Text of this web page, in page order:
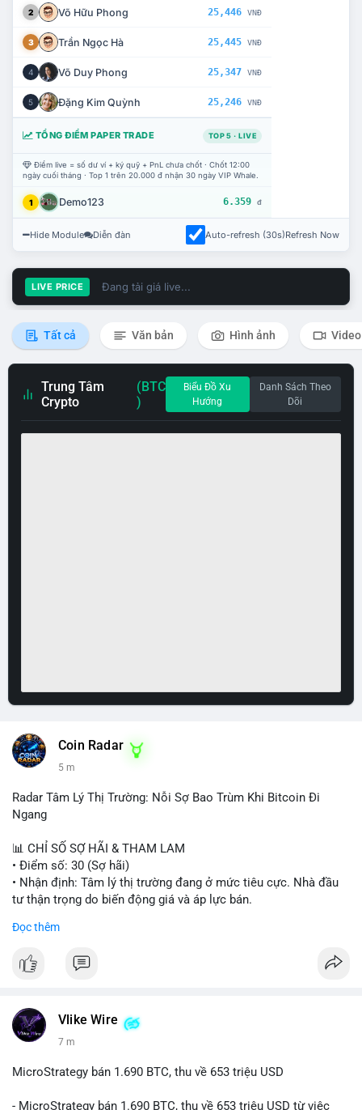
2 Võ Hữu Phong 25,446 VNĐ
3 Trần Ngọc Hà 25,445 VNĐ
4 Võ Duy Phong 25,347 VNĐ
5 Đặng Kim Quỳnh 25,246 VNĐ
TỔNG ĐIỂM PAPER TRADE TOP 5 · LIVE
Điểm live = số dư ví + ký quỹ + PnL chưa chốt · Chốt 12:00
ngày cuối tháng · Top 1 trên 20.000 đ nhận 30 ngày VIP Whale.
1 Demo123 6.359 đ
Hide Module Diễn đàn Auto-refresh (30s)Refresh Now
LIVE PRICE Đang tải giá live...
Tất cả Văn bản Hình ảnh Video
Trung Tâm
Crypto
(BTC
)
Biểu Đồ Xu
Hướng
Danh Sách Theo
Dõi
Coin Radar
5 m
Radar Tâm Lý Thị Trường: Nỗi Sợ Bao Trùm Khi Bitcoin Đi
Ngang
📊 CHỈ SỐ SỢ HÃI & THAM LAM
• Điểm số: 30 (Sợ hãi)
• Nhận định: Tâm lý thị trường đang ở mức tiêu cực. Nhà đầu
tư thận trọng do biến động giá và áp lực bán.
📈 XU HƯỚNG TÌM KIẾM & THẢO LUẬN
CASHCAT, TUT
• Google Trends Việt Nam: Sông Tô Lịch, Nha khoa Tuyết
Chinh, Thống đốc, Bóng chuyền nữ, Việt Nam vs Malaysia
💬 DÒNG CHẢY TIN TỨC & TRUYỀN THÔNG
âm), trải nghiệm coin rác, và sự nhàm chán của Bitcoin khi đi
Đọc thêm
Vlike Wire
7 m
MicroStrategy bán 1.690 BTC, thu về 653 triệu USD
- MicroStrategy bán 1.690 BTC, thu về 653 triệu USD từ việc